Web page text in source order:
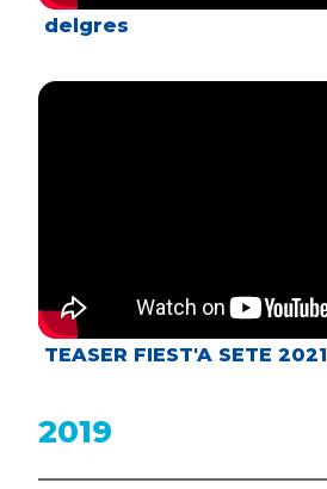
delgres
TEASER FIEST'A SETE 2021
2019